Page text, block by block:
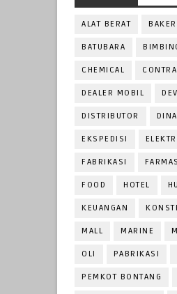
ALAT BERAT
BATUBARA
CHEMICAL
DEALER MOBIL
DISTRIBUTOR
EKSPEDISI
FABRIKASI
FOOD HOTEL
KEUANGAN
MALL MARINE
OLI PABRIKASI
PEMKOT BONTANG